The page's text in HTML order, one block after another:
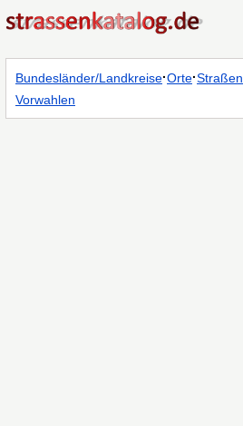
Bundesländer/Landkreise·Orte·Straßen
Vorwahlen